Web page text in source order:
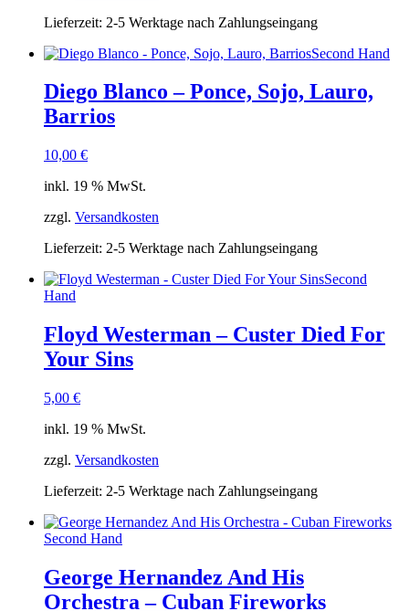
Lieferzeit: 2-5 Werktage nach Zahlungseingang
Second Hand
Diego Blanco – Ponce, Sojo, Lauro,
Barrios
10,00 €
inkl. 19 % MwSt.
zzgl. Versandkosten
Lieferzeit: 2-5 Werktage nach Zahlungseingang
Second
Hand
Floyd Westerman – Custer Died For
Your Sins
5,00 €
inkl. 19 % MwSt.
zzgl. Versandkosten
Lieferzeit: 2-5 Werktage nach Zahlungseingang
Second Hand
George Hernandez And His
Orchestra – Cuban Fireworks